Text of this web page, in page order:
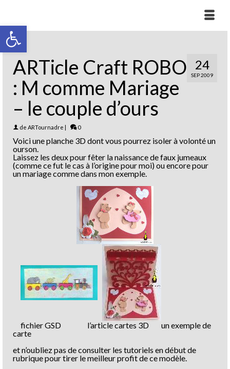
Ouvrir la barre d’outils
24
SEP 2009
ARTicle Craft ROBO
: M comme Mariage
– le couple d’ours
de ARTournadre | 0
Voici une planche 3D dont vous pourrez isoler à volonté un
ourson.
Laissez les deux pour fêter la naissance de faux jumeaux
(comme ce fut le cas à l’origine pour moi) ou encore pour
un mariage comme dans mon exemple.
fichier GSD l’article cartes 3D un exemple de
carte
et n’oubliez pas de consulter les tutoriels en début de
rubrique pour tirer le meilleur profit de ce modèle.